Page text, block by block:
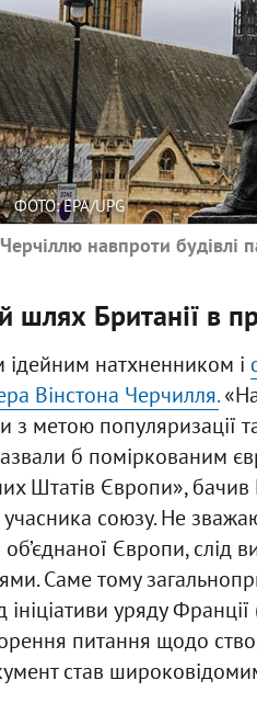
ФОТО: EPA/UPG
навпроти будівлі
шлях Британії в
ідейним натхненником і
Вінстона Черчилля.
метою популяризації та
б поміркованим
Штатів Європи», бачив
союзу. Не
Європи, слід
Саме тому
ініціативи уряду
питання щодо
став